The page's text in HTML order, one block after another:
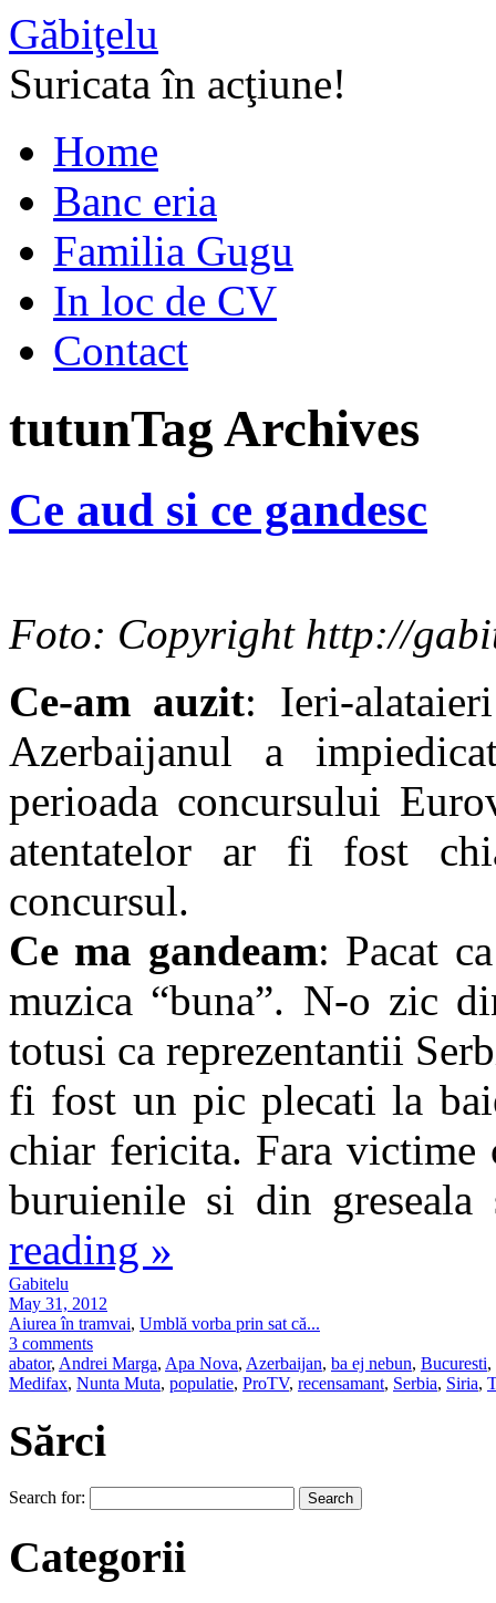
Găbiţelu
Suricata în acţiune!
Home
Banc eria
Familia Gugu
In loc de CV
Contact
tutunTag Archives
Ce aud si ce gandesc
Foto: Copyright http://
Ce-am auzit: Ieri-
Azerbaijanul a
perioada concursului
atentatelor ar fi fost
concursul.
Ce ma gandeam: Pacat
muzica “buna”. N-o zic
totusi ca reprezentantii
fi fost un pic plecati la
chiar fericita. Fara victime
buruienile si din
reading »
Gabitelu
May 31, 2012
Aiurea în tramvai, Umblă vorba prin sat că...
3 comments
abator, Andrei Marga, Apa Nova, Azerbaijan, ba ej nebun, Bucuresti,
Medifax, Nunta Muta, populatie, ProTV, recensamant, Serbia, Siria,
Sărci
Search for:
Categorii